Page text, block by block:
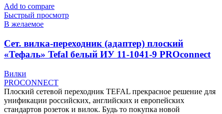
Add to compare
Быстрый просмотр
В желаемое
Cет. вилка-переходник (адаптер) плоский
«Тефаль» Tefal белый ИУ 11-1041-9 PROconnect
Вилки
PROCONNECT
Плоский сетевой переходник TEFAL прекрасное решение для
унификации российских, английских и европейских
стандартов розеток и вилок. Будь то покупка новой